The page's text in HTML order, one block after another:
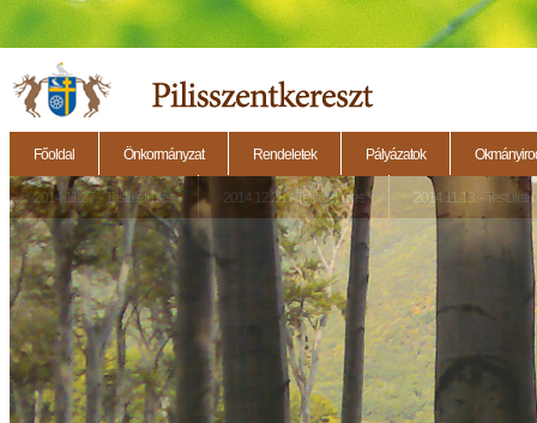
Főoldal Önkormányzat Rendeletek Pályázatok
2014.11.27. - Testületi ülés 2014.12.28. - Testületi ülés 2014.11.13. - Testületi